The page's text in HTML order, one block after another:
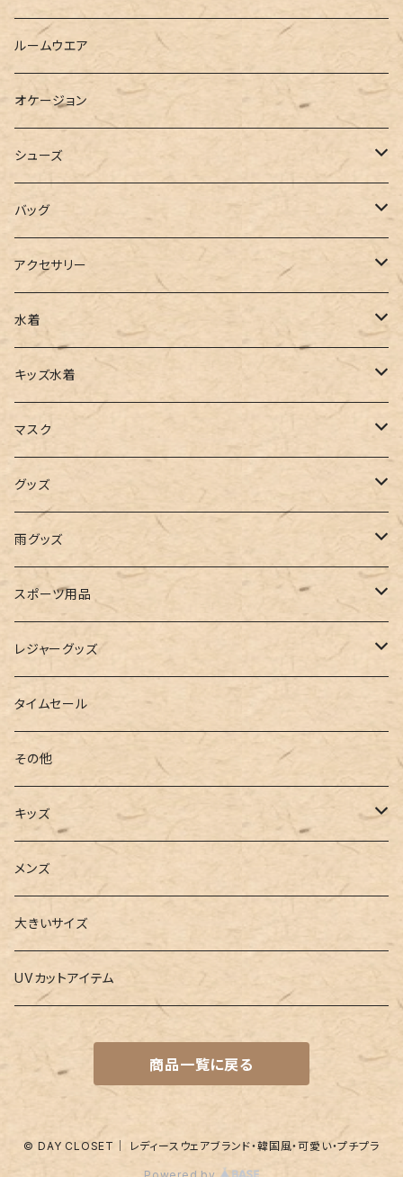
ベスト
シャツ
ブラウス
カーディガン
ポロシャツ
ベスト
チュニック
タンクトップ
キャミソール
インナー
ビスチェ
ハーフパンツ
スウェット
ジャージ
スラックス
ワイドパンツ
カーゴパンツ
サロペット
ガウチョ
レギンス
その他
その他
スウェットワンピース
パーカーワンピース
ニットワンピース
キャミワンピース
サロペット
オールインワン
ルームウエア
オケージョン
シューズ
ブーツ
パンプス
サンダル
スニーカー
フラットシューズ
レインシューズ
レースアップ
ルームシューズ
インソール
ローファー
バッグ
トートバッグ
ショルダー
バックパック
カゴバッグ
エコバッグ
リュック
ハンドバッグ
ボストンバッグ
アクセサリー
その他
水着
ワンピース
ビキニ
ワンショルダー
オフショルダー
バンドゥ
タンキニ
キャミキニ
フィットネス
2点セット
3点セット
4点セット
5点セット
ラッシュガード
水着関連商品
レギンス
キッズ水着
女の子
男の子
ユニセックス
マスク
アクセサリー
マスクケース
グッズ
帽子
ストール・マフラー
手袋
ポーチ
パスケース
ウォレット
カードケース
キーケース
メガネチェーン
アームカバー
ネイルグッズ
雨グッズ
レインコート
スポーツ用品
トレーニング・スポーツウェア
トレーニンググッズ
ヨガウェア
ヨガソックス
ヨガグッズ
ヨガマット
レジャーグッズ
ビーチグッズ
タイムセール
その他
キッズ
Girls
水着
バレー
Boys
水着
グッズ
メンズ
大きいサイズ
UVカットアイテム
商品一覧に戻る
© DAY CLOSET｜ レディースウェアブランド・韓国風・可愛い・プチプラ